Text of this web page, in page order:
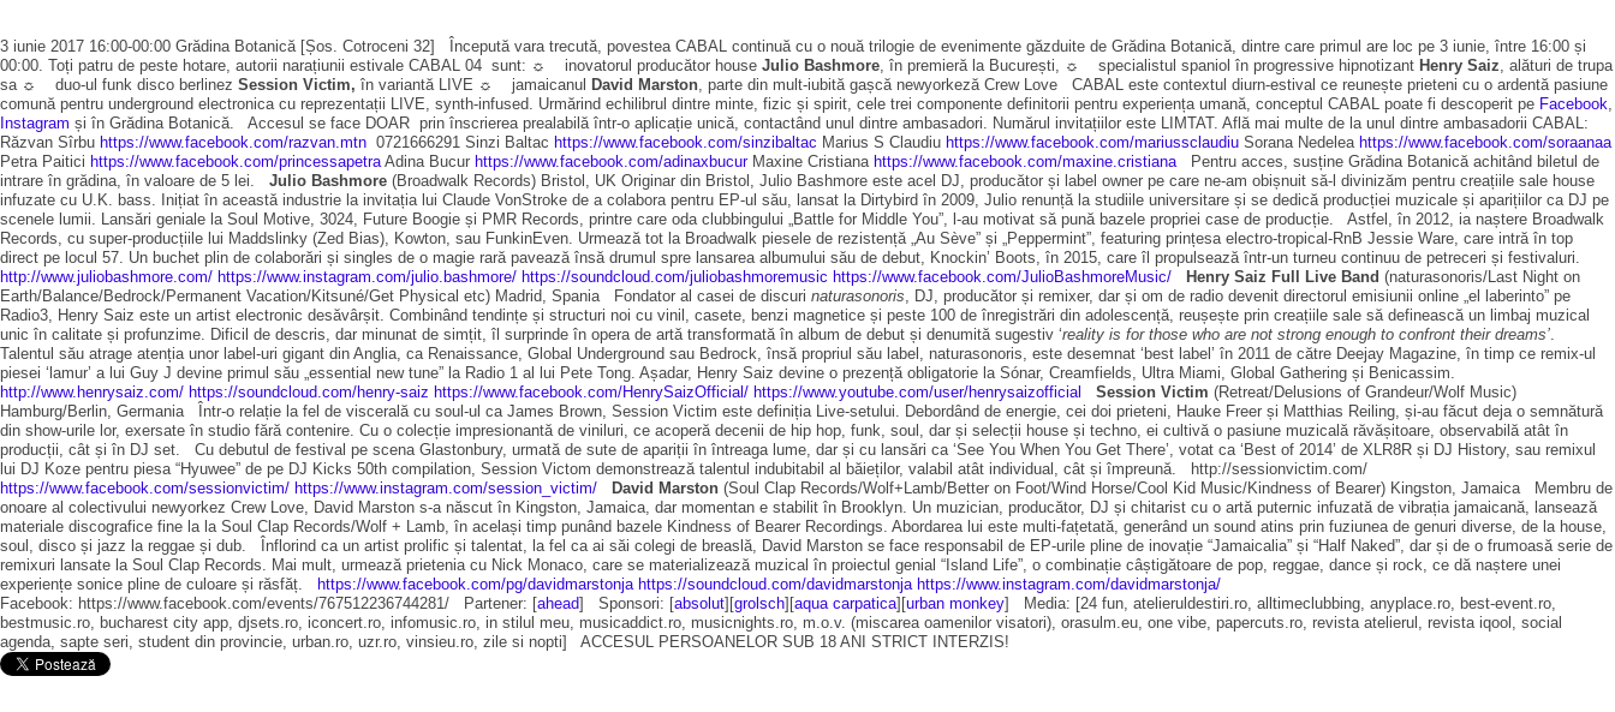
3 iunie 2017 16:00-00:00 Grădina Botanică [Șos. Cotroceni 32] Începută vara trecută, povestea CABAL continuă cu o nouă trilogie de evenimente găzduite de Grădina Botanică, dintre care primul are loc pe 3 iunie, între 16:00 și
00:00. Toți patru de peste hotare, autorii narațiunii estivale CABAL 04 sunt: ☼ inovatorul producător house Julio Bashmore , în premieră la București, ☼ specialistul spaniol în progressive hipnotizant Henry Saiz , alături de trupa
sa ☼ duo-ul funk disco berlinez Session Victim, în variantă LIVE ☼ jamaicanul David Marston , parte din mult-iubită gașcă newyorkeză Crew Love CABAL este contextul diurn-estival ce reunește prieteni cu o ardentă pasiune
comună pentru underground electronica cu reprezentații LIVE, synth-infused. Urmărind echilibrul dintre minte, fizic și spirit, cele trei componente definitorii pentru experiența umană, conceptul CABAL poate fi descoperit pe Facebook
Instagram și în Grădina Botanică. Accesul se face DOAR prin înscrierea prealabilă într-o aplicație unică, contactând unul dintre ambasadori. Numărul invitațiilor este LIMTAT. Află mai multe de la unul dintre ambasadorii CABAL:
Răzvan Sîrbu https://www.facebook.com/razvan.mtn 0721666291 Sinzi Baltac https://www.facebook.com/sinzibaltac Marius S Claudiu https://www.facebook.com/mariussclaudiu Sorana Nedelea https://www.facebook.com/soraanaa
Petra Paitici https://www.facebook.com/princessapetra Adina Bucur https://www.facebook.com/adinaxbucurMaxine Cristiana https://www.facebook.com/maxine.cristiana Pentru acces, susține Grădina Botanică achitând biletul de
intrare în grădina, în valoare de 5 lei. Julio Bashmore (Broadwalk Records) Bristol, UK Originar din Bristol, Julio Bashmore este acel DJ, producător și label owner pe care ne-am obișnuit să-l divinizăm pentru creațiile sale house
infuzate cu U.K. bass. Inițiat în această industrie la invitația lui Claude VonStroke de a colabora pentru EP-ul său, lansat la Dirtybird în 2009, Julio renunță la studiile universitare și se dedică producției muzicale și aparițiilor ca DJ pe
scenele lumii. Lansări geniale la Soul Motive, 3024, Future Boogie și PMR Records, printre care oda clubbingului „Battle for Middle You”, l-au motivat să pună bazele propriei case de producție. Astfel, în 2012, ia naștere Broadwalk
Records, cu super-producțiile lui Maddslinky (Zed Bias), Kowton, sau FunkinEven. Urmează tot la Broadwalk piesele de rezistență „Au Sève” și „Peppermint”, featuring prințesa electro-tropical-RnB Jessie Ware, care intră în top
direct pe locul 57. Un buchet plin de colaborări și singles de o magie rară pavează însă drumul spre lansarea albumului său de debut, Knockin’ Boots, în 2015, care îl propulsează într-un turneu continuu de petreceri și festivaluri.
http://www.juliobashmore.com/ https://www.instagram.com/julio.bashmore/ https://soundcloud.com/juliobashmoremusic https://www.facebook.com/JulioBashmoreMusic/ Henry Saiz Full Live Band (naturasonoris/Last Night on
Earth/Balance/Bedrock/Permanent Vacation/Kitsuné/Get Physical etc) Madrid, Spania Fondator al casei de discuri naturasonoris , DJ, producător și remixer, dar și om de radio devenit directorul emisiunii online „el laberinto” pe
Radio3, Henry Saiz este un artist electronic desăvârșit. Combinând tendințe și structuri noi cu vinil, casete, benzi magnetice și peste 100 de înregistrări din adolescență, reușește prin creațiile sale să definească un limbaj muzical
unic în calitate și profunzime. Dificil de descris, dar minunat de simțit, îl surprinde în opera de artă transformată în album de debut și denumită sugestiv ‘reality is for those who are not strong enough to confront their dreams’
Talentul său atrage atenția unor label-uri gigant din Anglia, ca Renaissance, Global Underground sau Bedrock, însă propriul său label, naturasonoris, este desemnat ‘best label’ în 2011 de către Deejay Magazine, în timp ce remix-ul
piesei ‘lamur’ a lui Guy J devine primul său „essential new tune” la Radio 1 al lui Pete Tong. Așadar, Henry Saiz devine o prezență obligatorie la Sónar, Creamfields, Ultra Miami, Global Gathering și Benicassim.
http://www.henrysaiz.com/ https://soundcloud.com/henry-saiz https://www.facebook.com/HenrySaizOfficial/ https://www.youtube.com/user/henrysaizofficial Session Victim (Retreat/Delusions of Grandeur/Wolf Music)
Hamburg/Berlin, Germania Într-o relație la fel de viscerală cu soul-ul ca James Brown, Session Victim este definiția Live-setului. Debordând de energie, cei doi prieteni, Hauke Freer și Matthias Reiling, și-au făcut deja o semnătură
din show-urile lor, exersate în studio fără contenire. Cu o colecție impresionantă de viniluri, ce acoperă decenii de hip hop, funk, soul, dar și selecții house și techno, ei cultivă o pasiune muzicală răvășitoare, observabilă atât în
producții, cât și în DJ set. Cu debutul de festival pe scena Glastonbury, urmată de sute de apariții în întreaga lume, dar și cu lansări ca ‘See You When You Get There’, votat ca ‘Best of 2014’ de XLR8R și DJ History, sau remixul
lui DJ Koze pentru piesa “Hyuwee” de pe DJ Kicks 50th compilation, Session Victom demonstrează talentul indubitabil al băieților, valabil atât individual, cât și împreună. http://sessionvictim.com/
https://www.facebook.com/sessionvictim/ https://www.instagram.com/session_victim/ David Marston (Soul Clap Records/Wolf+Lamb/Better on Foot/Wind Horse/Cool Kid Music/Kindness of Bearer) Kingston, Jamaica Membru de
onoare al colectivului newyorkez Crew Love, David Marston s-a născut în Kingston, Jamaica, dar momentan e stabilit în Brooklyn. Un muzician, producător, DJ și chitarist cu o artă puternic infuzată de vibrația jamaicană, lansează
materiale discografice fine la la Soul Clap Records/Wolf + Lamb, în același timp punând bazele Kindness of Bearer Recordings. Abordarea lui este multi-fațetată, generând un sound atins prin fuziunea de genuri diverse, de la house,
soul, disco și jazz la reggae și dub. Înflorind ca un artist prolific și talentat, la fel ca ai săi colegi de breaslă, David Marston se face responsabil de EP-urile pline de inovație “Jamaicalia” și “Half Naked”, dar și de o frumoasă serie de
remixuri lansate la Soul Clap Records. Mai mult, urmează prietenia cu Nick Monaco, care se materializează muzical în proiectul genial “Island Life”, o combinație câștigătoare de pop, reggae, dance și rock, ce dă naștere unei
experiențe sonice pline de culoare și răsfăț.
https://www.facebook.com/pg/davidmarstonja https://soundcloud.com/davidmarstonja https://www.instagram.com/davidmarstonja/
Facebook: https://www.facebook.com/events/767512236744281/ Partener: [ahead] Sponsori: [absolut][grolsch][aqua carpatica][urban monkey] Media: [24 fun, atelieruldestiri.ro, alltimeclubbing, anyplace.ro, best-event.ro,
bestmusic.ro, bucharest city app, djsets.ro, iconcert.ro, infomusic.ro, in stilul meu, musicaddict.ro, musicnights.ro, m.o.v. (miscarea oamenilor visatori), orasulm.eu, one vibe, papercuts.ro, revista atelierul, revista iqool, social
agenda, sapte seri, student din provincie, urban.ro, uzr.ro, vinsieu.ro, zile si nopti] ACCESUL PERSOANELOR SUB 18 ANI STRICT INTERZIS!